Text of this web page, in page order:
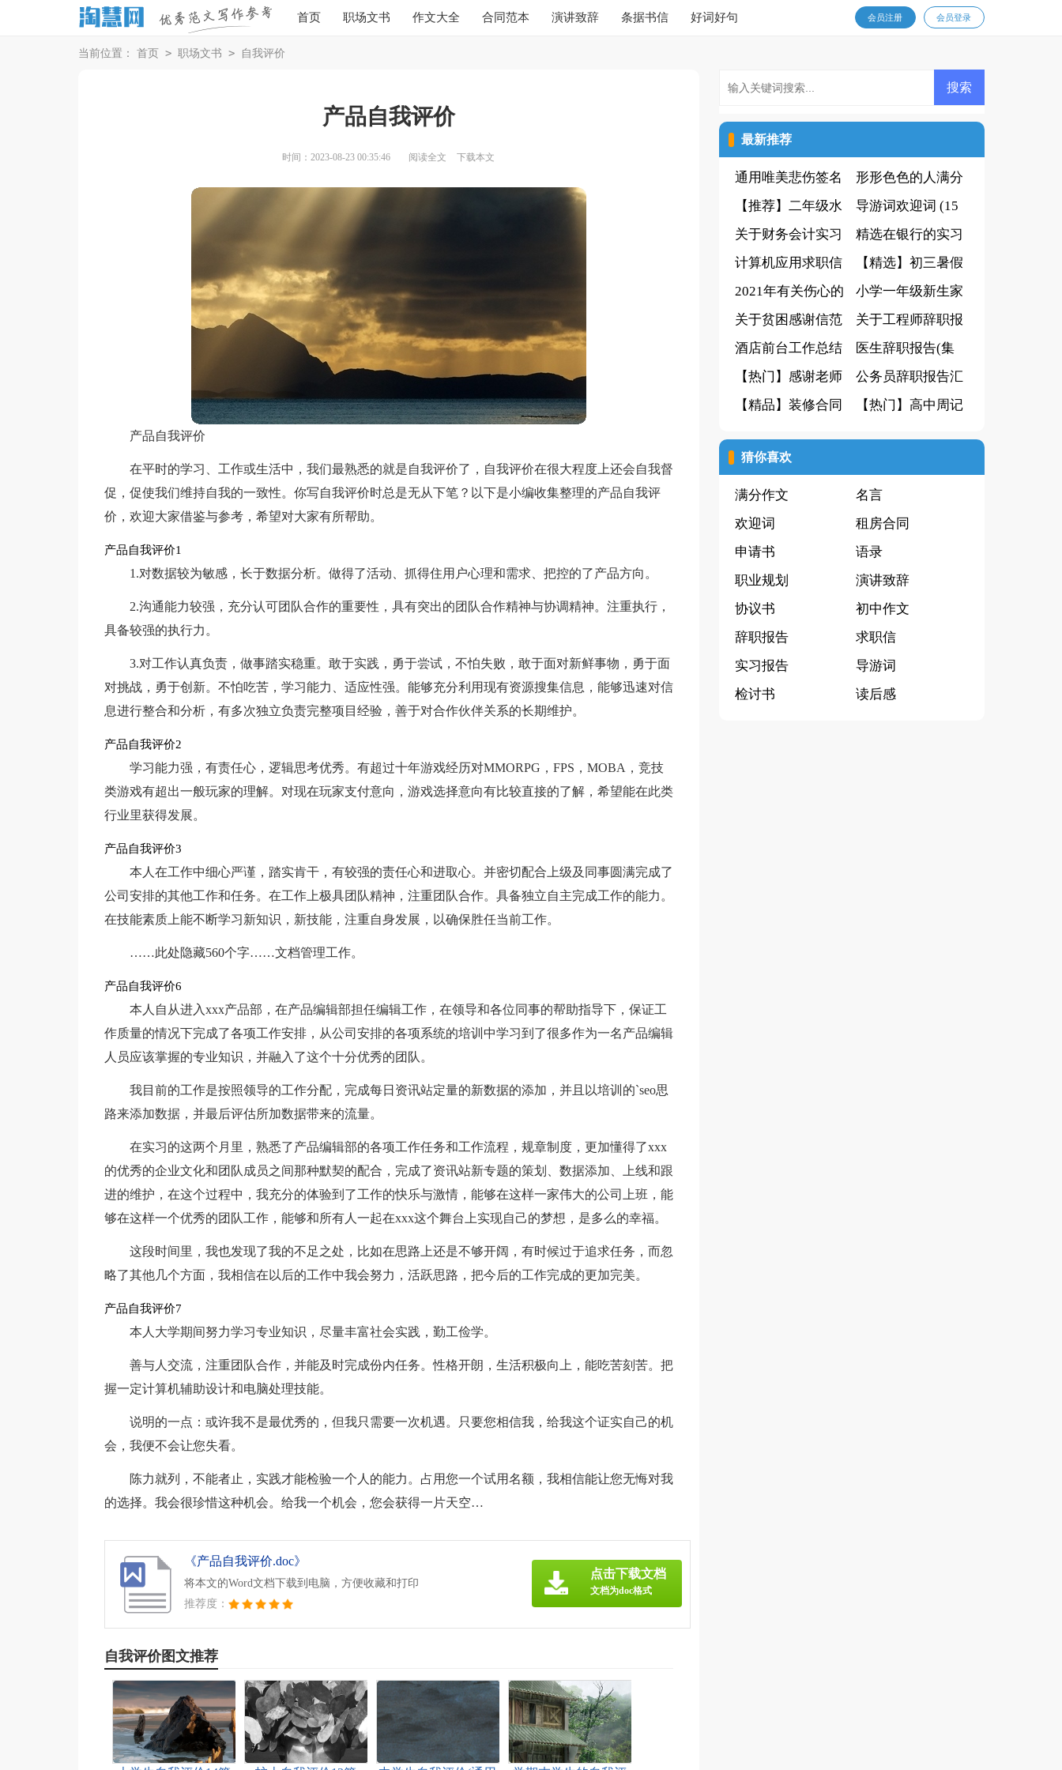
首页 职场文书 作文大全 合同范本 演讲致辞 条据书信 好词好句 会员登录
会员注册
当前位置： 首页 > 职场文书 > 自我评价
产品自我评价
时间：2023-08-23 00:35:46 阅读全文 下载本文
产品自我评价
在平时的学习、工作或生活中，我们最熟悉的就是自我评价了，自我评价在很大程度上还会自我督
促，促使我们维持自我的一致性。你写自我评价时总是无从下笔？以下是小编收集整理的产品自我评
价，欢迎大家借鉴与参考，希望对大家有所帮助。
产品自我评价1
1.对数据较为敏感，长于数据分析。做得了活动、抓得住用户心理和需求、把控的了产品方向。
2.沟通能力较强，充分认可团队合作的重要性，具有突出的团队合作精神与协调精神。注重执行，
具备较强的执行力。
3.对工作认真负责，做事踏实稳重。敢于实践，勇于尝试，不怕失败，敢于面对新鲜事物，勇于面
对挑战，勇于创新。不怕吃苦，学习能力、适应性强。能够充分利用现有资源搜集信息，能够迅速对信
息进行整合和分析，有多次独立负责完整项目经验，善于对合作伙伴关系的长期维护。
产品自我评价2
学习能力强，有责任心，逻辑思考优秀。有超过十年游戏经历对MMORPG，FPS，MOBA，竞技
类游戏有超出一般玩家的理解。对现在玩家支付意向，游戏选择意向有比较直接的了解，希望能在此类
行业里获得发展。
产品自我评价3
本人在工作中细心严谨，踏实肯干，有较强的责任心和进取心。并密切配合上级及同事圆满完成了
公司安排的其他工作和任务。在工作上极具团队精神，注重团队合作。具备独立自主完成工作的能力。
在技能素质上能不断学习新知识，新技能，注重自身发展，以确保胜任当前工作。
……此处隐藏560个字……文档管理工作。
产品自我评价6
本人自从进入xxx产品部，在产品编辑部担任编辑工作，在领导和各位同事的帮助指导下，保证工
作质量的情况下完成了各项工作安排，从公司安排的各项系统的培训中学习到了很多作为一名产品编辑
人员应该掌握的专业知识，并融入了这个十分优秀的团队。
我目前的工作是按照领导的工作分配，完成每日资讯站定量的新数据的添加，并且以培训的`seo思
路来添加数据，并最后评估所加数据带来的流量。
在实习的这两个月里，熟悉了产品编辑部的各项工作任务和工作流程，规章制度，更加懂得了xxx
的优秀的企业文化和团队成员之间那种默契的配合，完成了资讯站新专题的策划、数据添加、上线和跟
进的维护，在这个过程中，我充分的体验到了工作的快乐与激情，能够在这样一家伟大的公司上班，能
够在这样一个优秀的团队工作，能够和所有人一起在xxx这个舞台上实现自己的梦想，是多么的幸福。
这段时间里，我也发现了我的不足之处，比如在思路上还是不够开阔，有时候过于追求任务，而忽
略了其他几个方面，我相信在以后的工作中我会努力，活跃思路，把今后的工作完成的更加完美。
产品自我评价7
本人大学期间努力学习专业知识，尽量丰富社会实践，勤工俭学。
善与人交流，注重团队合作，并能及时完成份内任务。性格开朗，生活积极向上，能吃苦刻苦。把
握一定计算机辅助设计和电脑处理技能。
说明的一点：或许我不是最优秀的，但我只需要一次机遇。只要您相信我，给我这个证实自己的机
会，我便不会让您失看。
陈力就列，不能者止，实践才能检验一个人的能力。占用您一个试用名额，我相信能让您无悔对我
的选择。我会很珍惜这种机会。给我一个机会，您会获得一片天空…
《产品自我评价.doc》
将本文的Word文档下载到电脑，方便收藏和打印
推荐度：
点击下载文档
文档为doc格式
自我评价图文推荐
最新推荐
通用唯美悲伤签名
摘录65条
形形色色的人满分
作文
【推荐】二年级水
果作文三篇
导游词欢迎词 (15
篇)
关于财务会计实习
报告合集6篇
精选在银行的实习
报告范文汇编6篇
计算机应用求职信
模板集合7篇
【精选】初三暑假
作文汇总6篇
2021年有关伤心的
签名汇编35句
小学一年级新生家
长会发言稿
关于贫困感谢信范
文汇总九篇
关于工程师辞职报
告汇编10篇
酒店前台工作总结
15篇
医生辞职报告(集
合15篇)
【热门】感谢老师
的感谢信模板汇总
公务员辞职报告汇
编15篇
【精品】装修合同
【热门】高中周记
猜你喜欢
满分作文
名言
欢迎词
租房合同
申请书
语录
职业规划
演讲致辞
协议书
初中作文
辞职报告
求职信
实习报告
导游词
检讨书
读后感